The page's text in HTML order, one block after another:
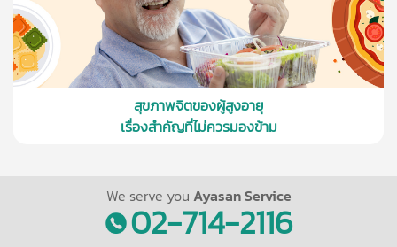
สุขภาพจิตของผู้สูงอายุ
เรื่องสำคัญที่ไม่ควรมองข้าม
We serve you Ayasan Service
02-714-2116